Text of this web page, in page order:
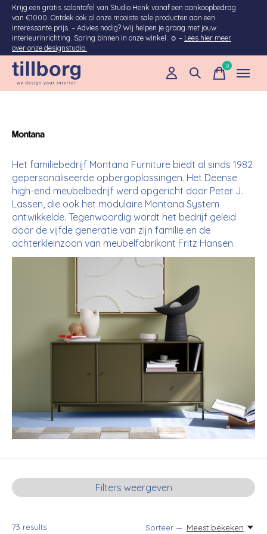
Krijg een gratis salontafel van Studio Henk vanaf een aankoopbedrag
van €1000. Ontdek ook al onze mooiste sale producten aan een
interessante prijs. – Advies nodig? Wij helpen je graag met jouw
interieurinrichting. Spring binnen in onze winkel. ☺ – Lees hier meer
over onze designstudio.
0items
MONTANA
Het familiebedrijf Montana Furniture biedt al sinds 1982
gepersonaliseerde opbergoplossingen. Het Deense
high-end meubelbedrijf werd opgericht door Peter J.
Lassen, die ook het modulaire Montana System
ontwikkelde. Tegenwoordig wordt het bedrijf geleid
door de vijfde generatie van zijn familie en de
achterkleinzoon van meubelfabrikant Fritz Hansen.
Filters weergeven
73 results Sorteer — Meest bekeken